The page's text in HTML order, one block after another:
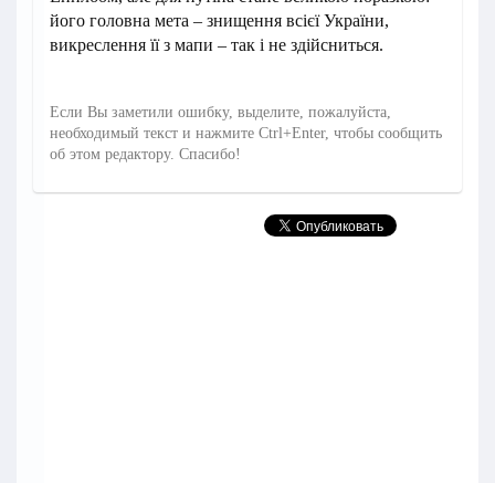
його головна мета – знищення всієї України,
викреслення її з мапи – так і не здійсниться.
Если Вы заметили ошибку, выделите, пожалуйста,
необходимый текст и нажмите Ctrl+Enter, чтобы сообщить
об этом редактору. Спасибо!